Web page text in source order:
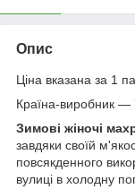
Опис
Ціна вказана за 1
Країна-виробник —
Зимові жіночі
завдяки своїй
повсякденного
вулиці в холодну